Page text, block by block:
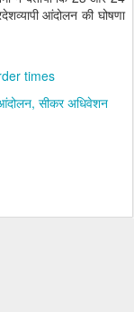
आंदोलन की घोषणा
times
सीकर अधिवेशन